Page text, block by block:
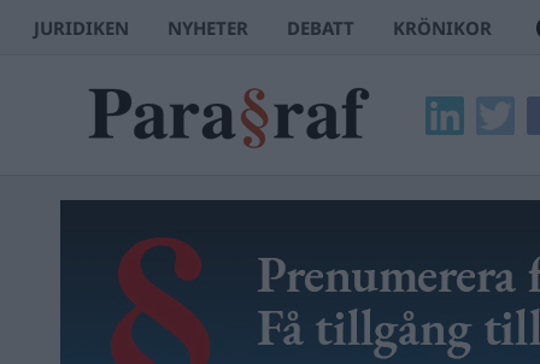
JURIDIKEN NYHETER DEBATT KRÖNIKOR